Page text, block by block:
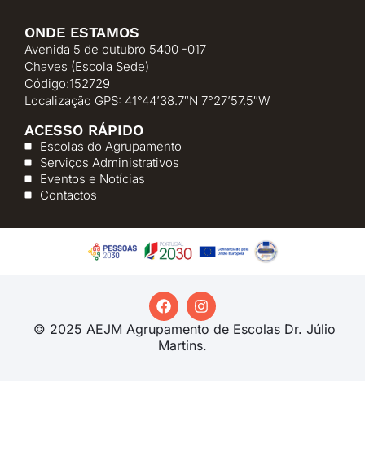
ONDE ESTAMOS
Avenida 5 de outubro 5400 -017
Chaves (Escola Sede)
Código:152729
Localização GPS: 41°44’38.7″N 7°27’57.5″W
ACESSO RÁPIDO
Escolas do Agrupamento
Serviços Administrativos
Eventos e Notícias
Contactos
© 2025 AEJM Agrupamento de Escolas Dr. Júlio
Martins.